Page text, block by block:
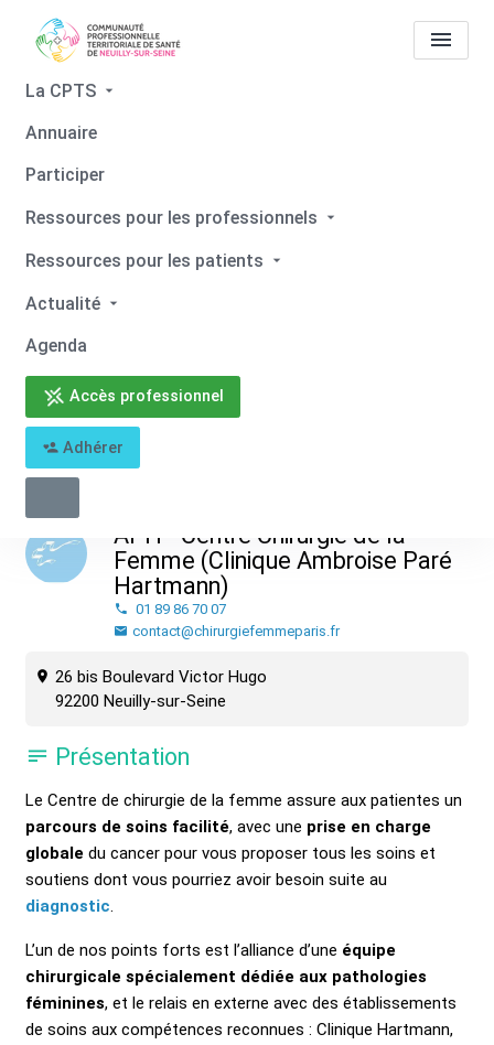
La CPTS
Annuaire
Participer
Ressources pour les professionnels
Ressources pour les patients
Actualité
Agenda
Accès professionnel
Adhérer
APH - Centre Chirurgie de la
Femme (Clinique Ambroise
Paré Hartmann)
APH - Centre Chirurgie de la Femme (Clinique Ambroise Paré
Retour
APH - Centre Chirurgie de la
Femme (Clinique Ambroise Paré
Hartmann)
01 89 86 70 07
contact@chirurgiefemmeparis.fr
26 bis Boulevard Victor Hugo
92200 Neuilly-sur-Seine
Présentation
Le Centre de chirurgie de la femme assure aux patientes un
parcours de soins facilité, avec une prise en charge
globale du cancer pour vous proposer tous les soins et
soutiens dont vous pourriez avoir besoin suite au
diagnostic.
L’un de nos points forts est l’alliance d’une équipe
chirurgicale spécialement dédiée aux pathologies
féminines, et le relais en externe avec des établissements
de soins aux compétences reconnues : Clinique Hartmann,